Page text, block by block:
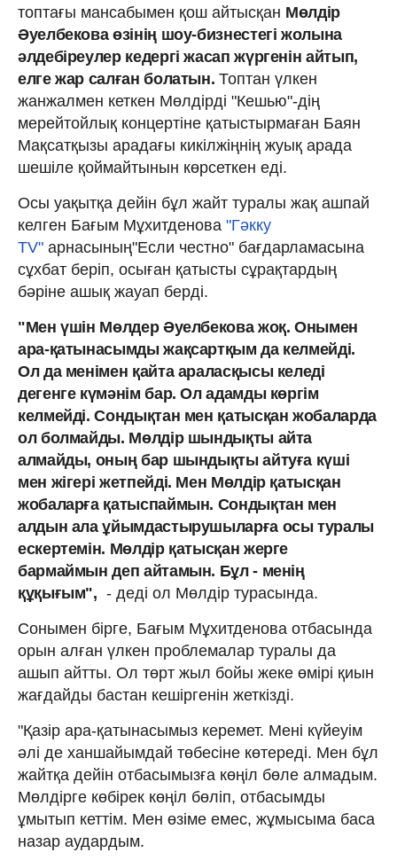
топтағы мансабымен қош айтысқан Мөлдір
Әуелбекова өзінің шоу-бизнестегі жолына
әлдебіреулер кедергі жасап жүргенін айтып,
елге жар салған болатын. Топтан үлкен
жанжалмен кеткен Мөлдірді "Кешью"-дің
мерейтойлық концертіне қатыстырмаған Баян
Мақсатқызы арадағы кикілжіңнің жуық арада
шешіле қоймайтынын көрсеткен еді.
Осы уақытқа дейін бұл жайт туралы жақ ашпай
келген Бағым Мұхитденова "Гәкку
TV" арнасының"Если честно" бағдарламасына
сұхбат беріп, осыған қатысты сұрақтардың
бәріне ашық жауап берді.
"Мен үшін Мөлдер Әуелбекова жоқ. Онымен
ара-қатынасымды жақсартқым да келмейді.
Ол да менімен қайта араласқысы келеді
дегенге күмәнім бар. Ол адамды көргім
келмейді. Сондықтан мен қатысқан жобаларда
ол болмайды. Мөлдір шындықты айта
алмайды, оның бар шындықты айтуға күші
мен жігері жетпейді. Мен Мөлдір қатысқан
жобаларға қатыспаймын. Сондықтан мен
алдын ала ұйымдастырушыларға осы туралы
ескертемін. Мөлдір қатысқан жерге
бармаймын деп айтамын. Бұл - менің
құқығым", - деді ол Мөлдір турасында.
Сонымен бірге, Бағым Мұхитденова отбасында
орын алған үлкен проблемалар туралы да
ашып айтты. Ол төрт жыл бойы жеке өмірі қиын
жағдайды бастан кешіргенін жеткізді.
"Қазір ара-қатынасымыз керемет. Мені күйеуім
әлі де ханшайымдай төбесіне көтереді. Мен бұл
жайтқа дейін отбасымызға көңіл бөле алмадым.
Мөлдірге көбірек көңіл бөліп, отбасымды
ұмытып кеттім. Мен өзіме емес, жұмысыма баса
назар аудардым.